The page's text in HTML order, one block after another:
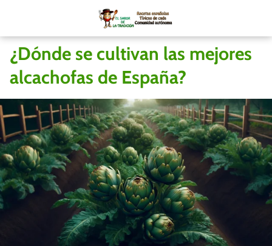
¿Dónde se cultivan las mejores
alcachofas de España?